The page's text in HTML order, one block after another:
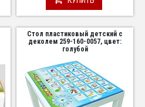
Стол пластиковый детский с
деколем 259-160-0057, цвет:
голубой